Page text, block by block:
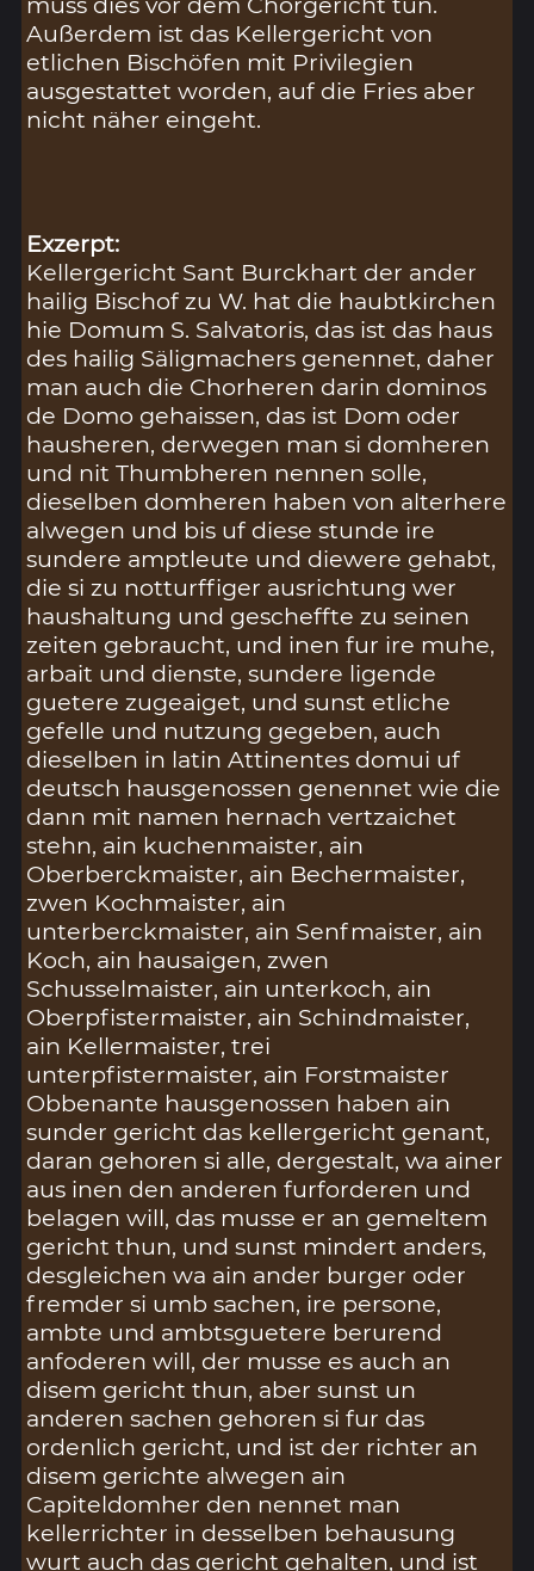
Außerdem ist das Kellergericht von
etlichen Bischöfen mit Privilegien
ausgestattet worden, auf die Fries aber
nicht näher eingeht.
Exzerpt:
Kellergericht Sant Burckhart der ander
hailig Bischof zu W. hat die haubtkirchen
hie Domum S. Salvatoris, das ist das haus
des hailig Säligmachers genennet, daher
man auch die Chorheren darin dominos
de Domo gehaissen, das ist Dom oder
hausheren, derwegen man si domheren
und nit Thumbheren nennen solle,
dieselben domheren haben von alterhere
alwegen und bis uf diese stunde ire
sundere amptleute und diewere gehabt,
die si zu notturffiger ausrichtung wer
haushaltung und gescheffte zu seinen
zeiten gebraucht, und inen fur ire muhe,
arbait und dienste, sundere ligende
guetere zugeaiget, und sunst etliche
gefelle und nutzung gegeben, auch
dieselben in latin Attinentes domui uf
deutsch hausgenossen genennet wie die
dann mit namen hernach vertzaichet
stehn, ain kuchenmaister, ain
Oberberckmaister, ain Bechermaister,
zwen Kochmaister, ain
unterberckmaister, ain Senfmaister, ain
Koch, ain hausaigen, zwen
Schusselmaister, ain unterkoch, ain
Oberpfistermaister, ain Schindmaister,
ain Kellermaister, trei
unterpfistermaister, ain Forstmaister
Obbenante hausgenossen haben ain
sunder gericht das kellergericht genant,
daran gehoren si alle, dergestalt, wa ainer
aus inen den anderen furforderen und
belagen will, das musse er an gemeltem
gericht thun, und sunst mindert anders,
desgleichen wa ain ander burger oder
fremder si umb sachen, ire persone,
ambte und ambtsguetere berurend
anfoderen will, der musse es auch an
disem gericht thun, aber sunst un
anderen sachen gehoren si fur das
ordenlich gericht, und ist der richter an
disem gerichte alwegen ain
Capiteldomher den nennet man
kellerrichter in desselben behausung
wurt auch das gericht gehalten, und ist